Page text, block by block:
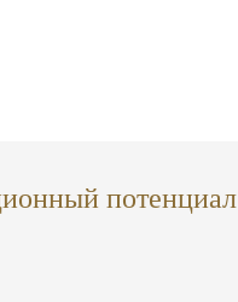
потенциал